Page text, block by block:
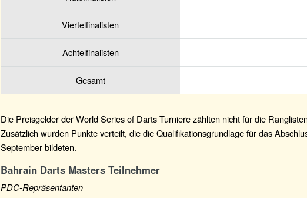
Viertelfinalisten
Achtelfinalisten
Gesamt
Die Preisgelder der World Series of Darts Turniere zählten nicht für die
Zusätzlich wurden Punkte verteilt, die die Qualifikationsgrundlage für das
September bildeten.
Bahrain Darts Masters Teilnehmer
PDC-Repräsentanten